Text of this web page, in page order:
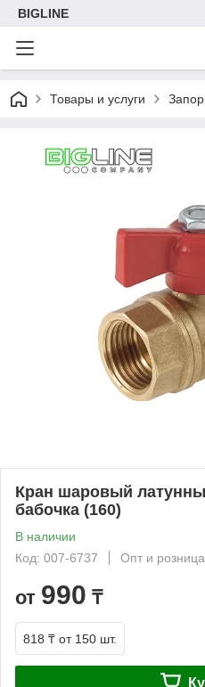
BIGLINE
Товары и услуги
Кран шаровый
бабочка (160)
В наличии
Код: 007-6737
Опт и розница
от 990 ₸
818 ₸ от 150 шт.